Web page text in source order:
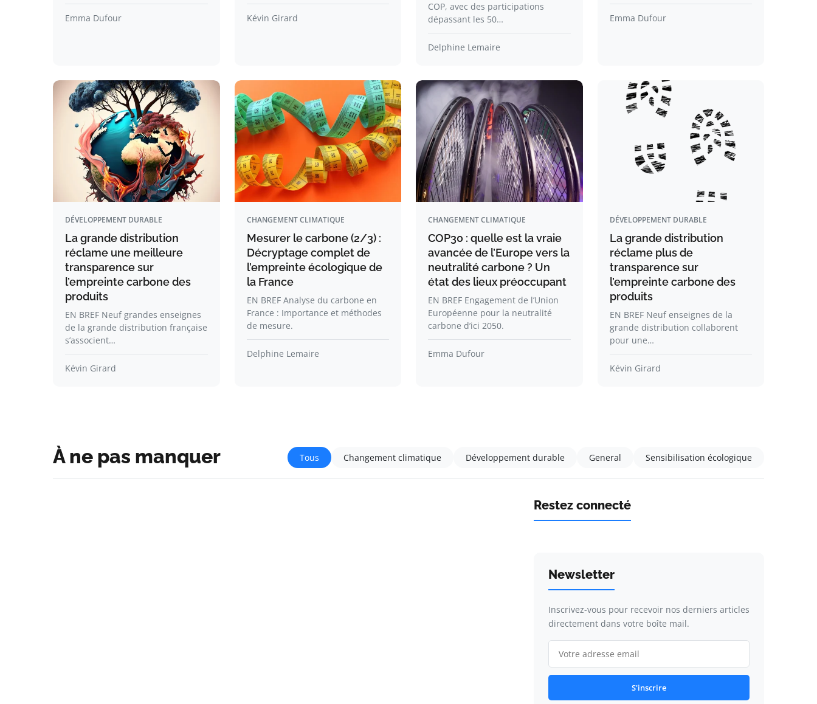
Emma Dufour Kévin Girard
COP, avec des participations
dépassant les 50…
Delphine Lemaire
Emma Dufour
DÉVELOPPEMENT DURABLE
La grande distribution
réclame une meilleure
transparence sur
l’empreinte carbone des
produits
EN BREF Neuf grandes enseignes
de la grande distribution française
s’associent…
Kévin Girard
CHANGEMENT CLIMATIQUE
Mesurer le carbone (2/3) :
Décryptage complet de
l’empreinte écologique de
la France
EN BREF Analyse du carbone en
France : Importance et méthodes
de mesure.
Delphine Lemaire
CHANGEMENT CLIMATIQUE
COP30 : quelle est la vraie
avancée de l’Europe vers la
neutralité carbone ? Un
état des lieux préoccupant
EN BREF Engagement de l’Union
Européenne pour la neutralité
carbone d’ici 2050.
Emma Dufour
DÉVELOPPEMENT DURABLE
La grande distribution
réclame plus de
transparence sur
l’empreinte carbone des
produits
EN BREF Neuf enseignes de la
grande distribution collaborent
pour une…
Kévin Girard
À ne pas manquer Tous Changement climatique Développement durable General Sensibilisation écologique
Restez connecté
Newsletter
Inscrivez-vous pour recevoir nos derniers articles
directement dans votre boîte mail.
S'inscrire